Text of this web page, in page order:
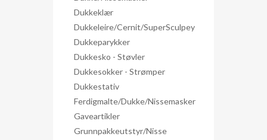
Dukkeklær
Dukkeleire/Cernit/SuperSculpey
Dukkeparykker
Dukkesko - Støvler
Dukkesokker - Strømper
Dukkestativ
Ferdigmalte/dukke/nissemasker
Gaveartikler
Grunnpakkeutstyr/nisse